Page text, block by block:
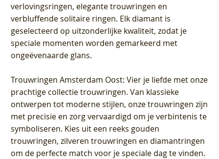
verlovingsringen, elegante trouwringen en
verbluffende solitaire ringen. Elk diamant is
geselecteerd op uitzonderlijke kwaliteit, zodat je
speciale momenten worden gemarkeerd met
ongeëvenaarde glans.
Trouwringen Amsterdam Oost: Vier je liefde met onze
prachtige collectie trouwringen. Van klassieke
ontwerpen tot moderne stijlen, onze trouwringen zijn
met precisie en zorg vervaardigd om je verbintenis te
symboliseren. Kies uit een reeks gouden
trouwringen, zilveren trouwringen en diamantringen
om de perfecte match voor je speciale dag te vinden.